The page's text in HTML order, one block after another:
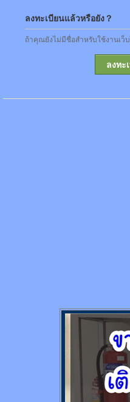
ลงทะเบียนแล้วหรือยัง？
ถ้าคุณยังไม่มีชื่อสำหรับใช้งานเว็
ลงทะ